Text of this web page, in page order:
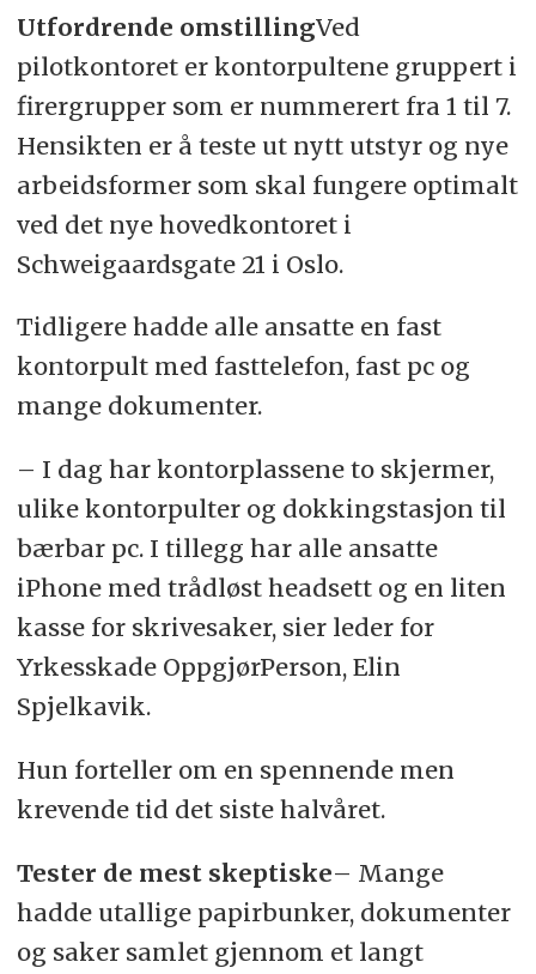
Utfordrende omstillingVed
pilotkontoret er kontorpultene gruppert i
firergrupper som er nummerert fra 1 til 7.
Hensikten er å teste ut nytt utstyr og nye
arbeidsformer som skal fungere optimalt
ved det nye hovedkontoret i
Schweigaardsgate 21 i Oslo.
Tidligere hadde alle ansatte en fast
kontorpult med fasttelefon, fast pc og
mange dokumenter.
– I dag har kontorplassene to skjermer,
ulike kontorpulter og dokkingstasjon til
bærbar pc. I tillegg har alle ansatte
iPhone med trådløst headsett og en liten
kasse for skrivesaker, sier leder for
Yrkesskade OppgjørPerson, Elin
Spjelkavik.
Hun forteller om en spennende men
krevende tid det siste halvåret.
Tester de mest skeptiske– Mange
hadde utallige papirbunker, dokumenter
og saker samlet gjennom et langt